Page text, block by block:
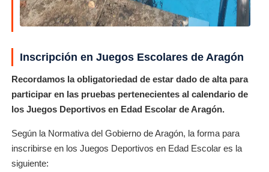
Inscripción en Juegos Escolares de Aragón
Recordamos la obligatoriedad de estar dado de alta para
participar en las pruebas pertenecientes al calendario de
los Juegos Deportivos en Edad Escolar de Aragón.
Según la Normativa del Gobierno de Aragón, la forma para
inscribirse en los Juegos Deportivos en Edad Escolar es la
siguiente: